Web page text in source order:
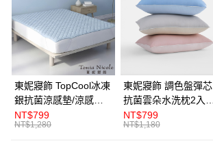
悠遊付
Google Pay
全盈+PAY
ATM付款
東妮寢飾 TopCool冰凍
銀抗菌涼感墊/涼感保
潔墊-8色任選(單人/雙
人/加大/特大)
NT$799
NT$1,280
東妮寢飾 調色盤彈芯
抗菌雲朵水洗枕2入組
(多款任選)
NT$799
NT$1,180